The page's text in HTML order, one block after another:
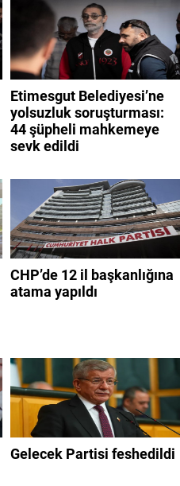
Etimesgut Belediyesi’ne
yolsuzluk soruşturması:
44 şüpheli mahkemeye
sevk edildi
CHP’de 12 il başkanlığına
atama yapıldı
Gelecek Partisi feshedildi